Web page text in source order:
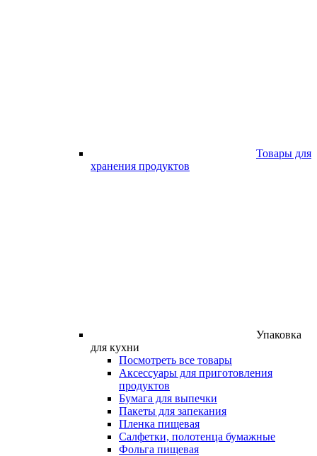
Товары для
хранения продуктов
Упаковка
для кухни
Посмотреть все товары
Аксессуары для приготовления
продуктов
Бумага для выпечки
Пакеты для запекания
Пленка пищевая
Салфетки, полотенца бумажные
Фольга пищевая